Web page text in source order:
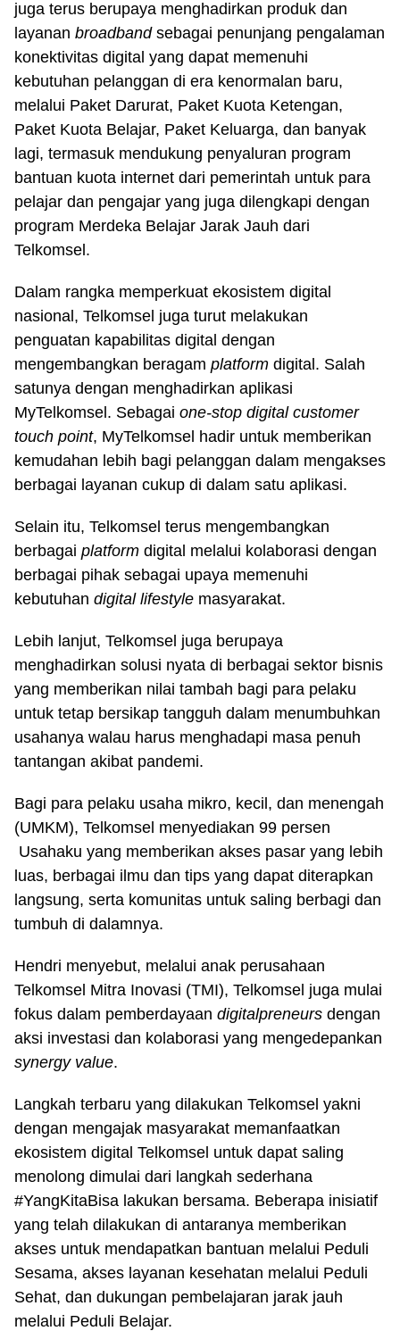
juga terus berupaya menghadirkan produk dan
layanan broadband sebagai penunjang pengalaman
konektivitas digital yang dapat memenuhi
kebutuhan pelanggan di era kenormalan baru,
melalui Paket Darurat, Paket Kuota Ketengan,
Paket Kuota Belajar, Paket Keluarga, dan banyak
lagi, termasuk mendukung penyaluran program
bantuan kuota internet dari pemerintah untuk para
pelajar dan pengajar yang juga dilengkapi dengan
program Merdeka Belajar Jarak Jauh dari
Telkomsel.
Dalam rangka memperkuat ekosistem digital
nasional, Telkomsel juga turut melakukan
penguatan kapabilitas digital dengan
mengembangkan beragam platform digital. Salah
satunya dengan menghadirkan aplikasi
MyTelkomsel. Sebagai one-stop digital customer
touch point, MyTelkomsel hadir untuk memberikan
kemudahan lebih bagi pelanggan dalam mengakses
berbagai layanan cukup di dalam satu aplikasi.
Selain itu, Telkomsel terus mengembangkan
berbagai platform digital melalui kolaborasi dengan
berbagai pihak sebagai upaya memenuhi
kebutuhan digital lifestyle masyarakat.
Lebih lanjut, Telkomsel juga berupaya
menghadirkan solusi nyata di berbagai sektor bisnis
yang memberikan nilai tambah bagi para pelaku
untuk tetap bersikap tangguh dalam menumbuhkan
usahanya walau harus menghadapi masa penuh
tantangan akibat pandemi.
Bagi para pelaku usaha mikro, kecil, dan menengah
(UMKM), Telkomsel menyediakan 99 persen
Usahaku yang memberikan akses pasar yang lebih
luas, berbagai ilmu dan tips yang dapat diterapkan
langsung, serta komunitas untuk saling berbagi dan
tumbuh di dalamnya.
Hendri menyebut, melalui anak perusahaan
Telkomsel Mitra Inovasi (TMI), Telkomsel juga mulai
fokus dalam pemberdayaan digitalpreneurs dengan
aksi investasi dan kolaborasi yang mengedepankan
synergy value.
Langkah terbaru yang dilakukan Telkomsel yakni
dengan mengajak masyarakat memanfaatkan
ekosistem digital Telkomsel untuk dapat saling
menolong dimulai dari langkah sederhana
#YangKitaBisa lakukan bersama. Beberapa inisiatif
yang telah dilakukan di antaranya memberikan
akses untuk mendapatkan bantuan melalui Peduli
Sesama, akses layanan kesehatan melalui Peduli
Sehat, dan dukungan pembelajaran jarak jauh
melalui Peduli Belajar.